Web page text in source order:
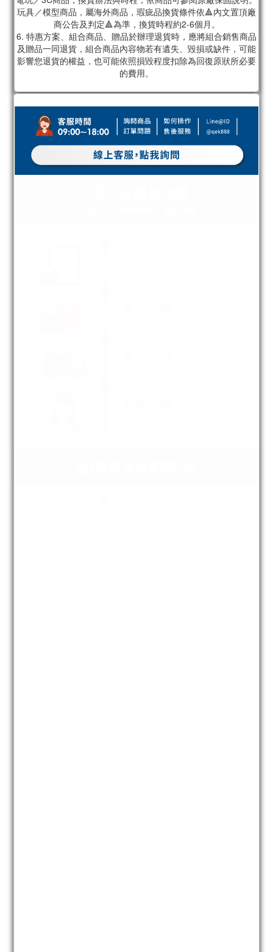
玩具／模型商品，屬海外商品，瑕疵品換貨條件依🔺內文置頂廠
商公告及判定🔺為準，換貨時程約2-6個月。
6. 特惠方案、組合商品、贈品於辦理退貨時，應將組合銷售商品
及贈品一同退貨，組合商品內容物若有遺失、毀損或缺件，可能
影響您退貨的權益，也可能依照損毀程度扣除為回復原狀所必要
的費用。